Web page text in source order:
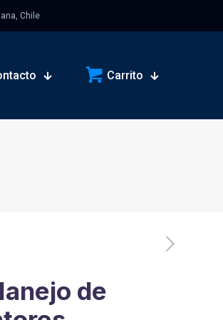
Chile
Carrito
de